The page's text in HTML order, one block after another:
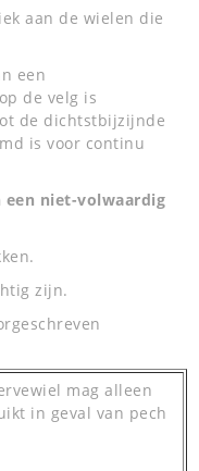
aan de wielen die
een
de velg is
de dichtstbijzijnde
is voor continu
niet-volwaardig
zijn.
mag alleen
in geval van pech